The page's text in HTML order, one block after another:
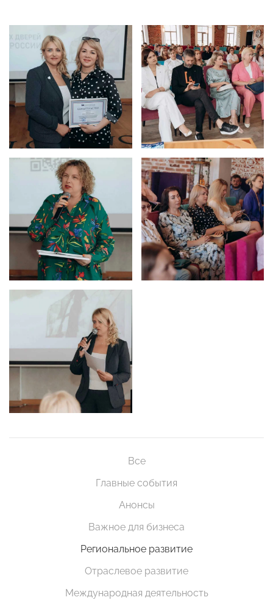
Все
Главные события
Анонсы
Важное для бизнеса
Региональное развитие
Отраслевое развитие
Международная деятельность